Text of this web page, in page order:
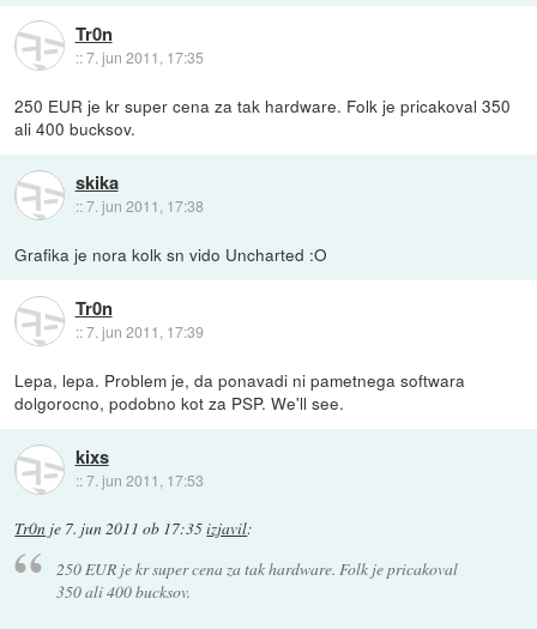
Tr0n
::7. jun 2011, 17:35
250 EUR je kr super cena za tak hardware. Folk je pricakoval 350
ali 400 bucksov.
skika
::7. jun 2011, 17:38
Grafika je nora kolk sn vido Uncharted :O
Tr0n
::7. jun 2011, 17:39
Lepa, lepa. Problem je, da ponavadi ni pametnega softwara
dolgorocno, podobno kot za PSP. We'll see.
kixs
::7. jun 2011, 17:53
Tr0n je 7. jun 2011 ob 17:35izjavil:
250 EUR je kr super cena za tak hardware. Folk je pricakoval
350 ali 400 bucksov.